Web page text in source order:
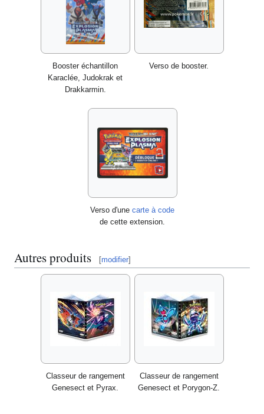
Booster échantillon
Karaclée, Judokrak et
Drakkarmin.
Verso de booster.
Verso d'une carte à code
de cette extension.
Autres produits [modifier]
Classeur de rangement
Genesect et Pyrax.
Classeur de rangement
Genesect et Porygon-Z.